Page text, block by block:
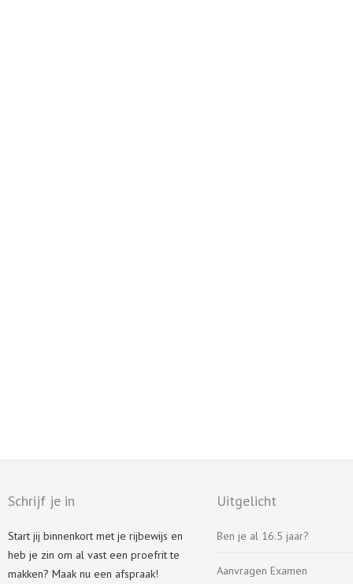
Schrijf je in
Start jij binnenkort met je rijbewijs en
heb je zin om al vast een proefrit te
makken? Maak nu een afspraak!
Uitgelicht
Ben je al 16.5 jaar?
Aanvragen Examen